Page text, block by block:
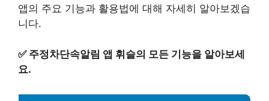
앱의 주요 기능과 활용법에 대해 자세히 알아보겠습
니다.
✅ 주정차단속알림 앱 휘슬의 모든 기능을 알아보세
요.